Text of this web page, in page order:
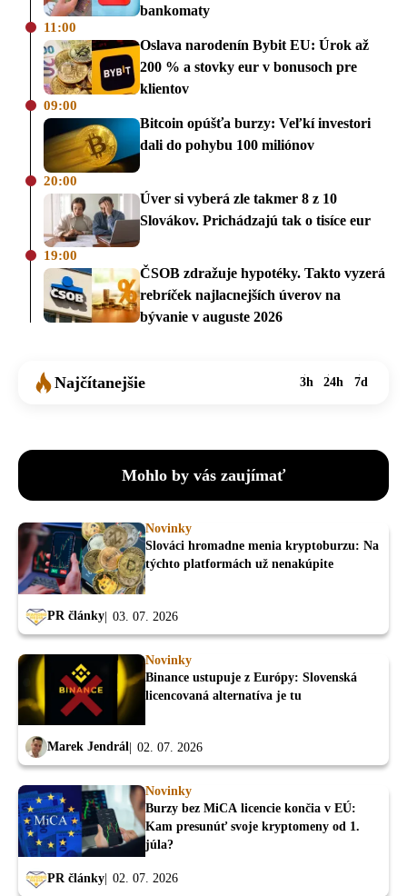
bankomaty
11:00
Oslava narodenín Bybit EU: Úrok až
200 % a stovky eur v bonusoch pre
klientov
09:00
Bitcoin opúšťa burzy: Veľkí investori
dali do pohybu 100 miliónov
20:00
Úver si vyberá zle takmer 8 z 10
Slovákov. Prichádzajú tak o tisíce eur
19:00
ČSOB zdražuje hypotéky. Takto vyzerá
rebríček najlacnejších úverov na
bývanie v auguste 2026
Najčítanejšie 3h 24h 7d
Mohlo by vás zaujímať
Novinky
Slováci hromadne menia kryptoburzu: Na
týchto platformách už nenakúpite
PR články 03. 07. 2026
Novinky
Binance ustupuje z Európy: Slovenská
licencovaná alternatíva je tu
Marek Jendrál 02. 07. 2026
Novinky
Burzy bez MiCA licencie končia v EÚ:
Kam presunúť svoje kryptomeny od 1.
júla?
PR články 02. 07. 2026